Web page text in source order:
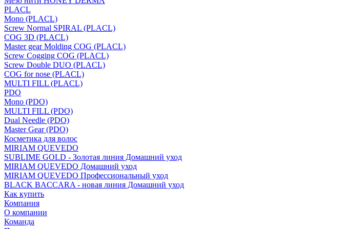
PLACL
Mono (PLACL)
Screw Normal SPIRAL (PLACL)
COG 3D (PLACL)
Master gear Molding COG (PLACL)
Screw Cogging COG (PLACL)
Screw Double DUO (PLACL)
COG for nose (PLACL)
MULTI FILL (PLACL)
PDO
Mono (PDO)
MULTI FILL (PDO)
Dual Needle (PDO)
Master Gear (PDO)
Косметика для волос
MIRIAM QUEVEDO
SUBLIME GOLD - Золотая линия Домашний уход
MIRIAM QUEVEDO Домашний уход
MIRIAM QUEVEDO Профессиональный уход
BLACK BACCARA - новая линия Домашний уход
Как купить
Компания
О компании
Команда